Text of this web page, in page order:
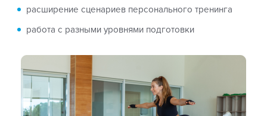
расширение сценариев персонального тренинга
работа с разными уровнями подготовки